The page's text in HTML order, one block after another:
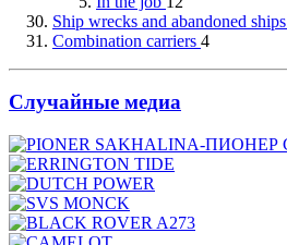
Ship wrecks and abandoned ships
Combination carriers 4
Случайные медиа